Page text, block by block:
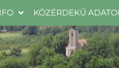
KÖZÉRDEKŰ